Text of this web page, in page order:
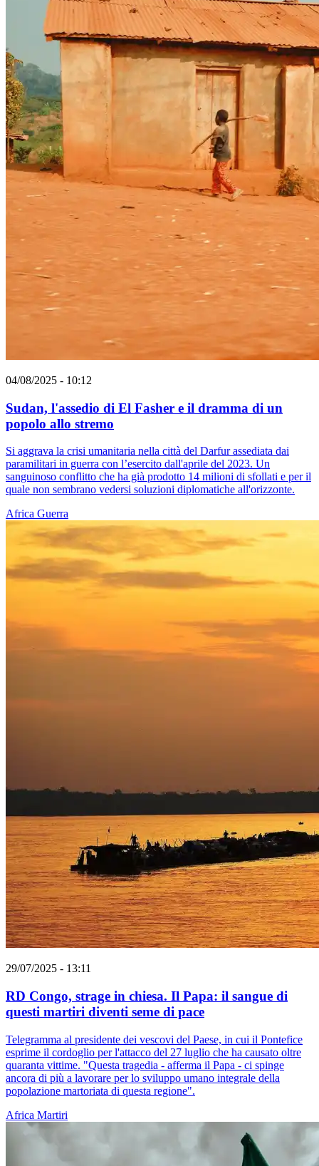
04/08/2025 - 10:12
Sudan, l'assedio di El Fasher e il dramma di un
popolo allo stremo
Si aggrava la crisi umanitaria nella città del Darfur assediata dai
paramilitari in guerra con l’esercito dall'aprile del 2023. Un
sanguinoso conflitto che ha già prodotto 14 milioni di sfollati e per il
quale non sembrano vedersi soluzioni diplomatiche all'orizzonte.
Africa Guerra
29/07/2025 - 13:11
RD Congo, strage in chiesa. Il Papa: il sangue di
questi martiri diventi seme di pace
Telegramma al presidente dei vescovi del Paese, in cui il Pontefice
esprime il cordoglio per l'attacco del 27 luglio che ha causato oltre
quaranta vittime. "Questa tragedia - afferma il Papa - ci spinge
ancora di più a lavorare per lo sviluppo umano integrale della
popolazione martoriata di questa regione".
Africa Martiri